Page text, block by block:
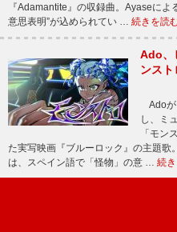
『Adamantite』の収録曲。Ayaseによ
意思表明”が込められてい … 続きを読
Ado、
ンスト
Adoが
し、ミ
「モン
た実写映画『ブルーロック』の主題歌
は、スペイン語で「怪物」の意 … 続